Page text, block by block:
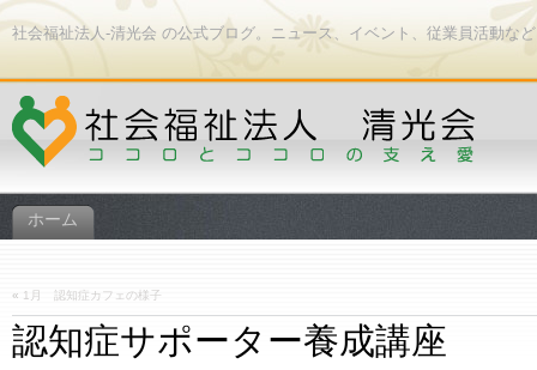
社会福祉法人-清光会 の公式ブログ。ニュース、イベント、従業員活動な
ホーム
« 1月 認知症カフェの様子
認知症サポーター養成講座